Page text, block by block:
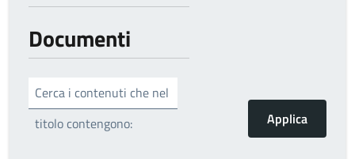
Documenti
Cerca i contenuti che nel
titolo contengono: